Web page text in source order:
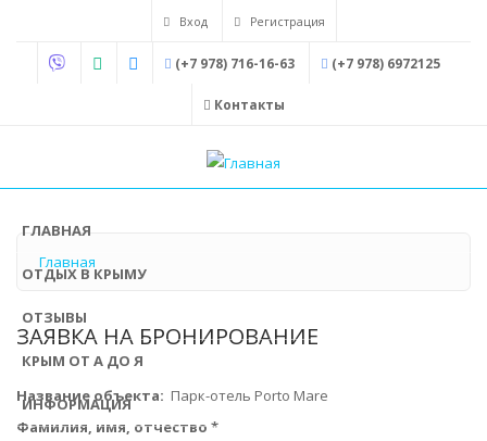
основному
Вход Регистрация
(+7 978) 716-16-63 (+7 978) 6972125
Контакты
ГЛАВНАЯ
ОТДЫХ В КРЫМУ
ОТЗЫВЫ
КРЫМ ОТ А ДО Я
ИНФОРМАЦИЯ
Главная
ЗАЯВКА НА БРОНИРОВАНИЕ
Название объекта: Парк-отель Porto Mare
Фамилия, имя, отчество *